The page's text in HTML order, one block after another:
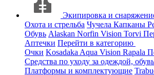
Экипировка и
Охота и стрельба Чучела Капканы
Обувь Alaskan Norfin Vision Torvi
Аптечки Перейти в категорию
Очки Kosadaka Aqua Vision Rapala
Средства по уходу за одеждой,
Платформы и комплектующие